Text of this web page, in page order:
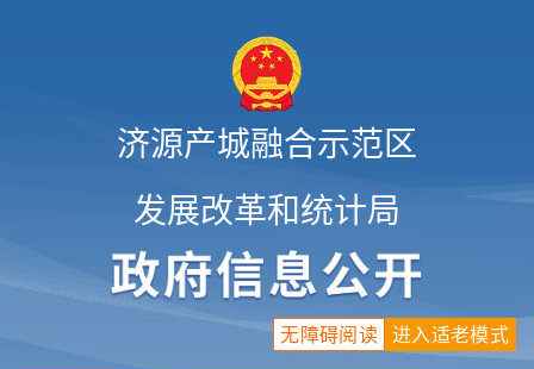
济源产城融合示范区
发展改革和统计局
进入适老模式
无障碍阅读